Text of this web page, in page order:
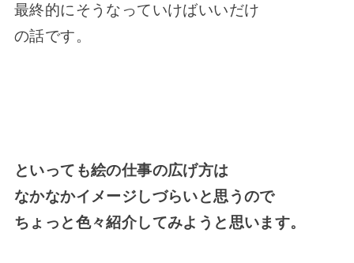
最終的にそうなっていけばいいだけ
の話です。
といっても絵の仕事の広げ方は
なかなかイメージしづらいと思うので
ちょっと色々紹介してみようと思います。